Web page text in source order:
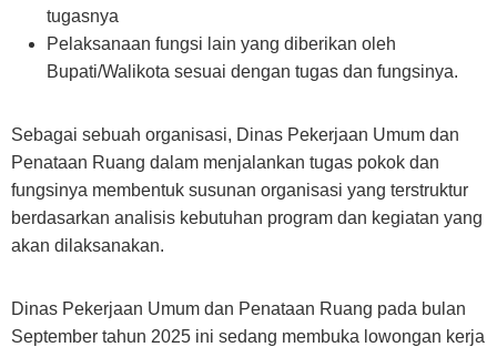
tugasnya
Pelaksanaan fungsi lain yang diberikan oleh
Bupati/Walikota sesuai dengan tugas dan fungsinya.
Sebagai sebuah organisasi, Dinas Pekerjaan Umum dan
Penataan Ruang dalam menjalankan tugas pokok dan
fungsinya membentuk susunan organisasi yang terstruktur
berdasarkan analisis kebutuhan program dan kegiatan yang
akan dilaksanakan.
Dinas Pekerjaan Umum dan Penataan Ruang pada bulan
September tahun 2025 ini sedang membuka lowongan kerja